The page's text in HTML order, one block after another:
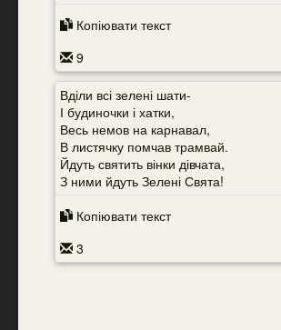
Копіювати текст
9
Вділи всі зелені шати-
І будиночки і хатки,
Весь немов на карнавал,
В листячку помчав трамвай.
Йдуть святить вінки дівчата,
З ними йдуть Зелені Свята!
Копіювати текст
3